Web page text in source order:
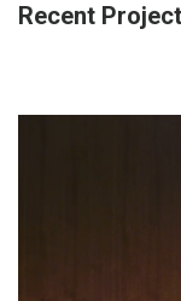
Recent